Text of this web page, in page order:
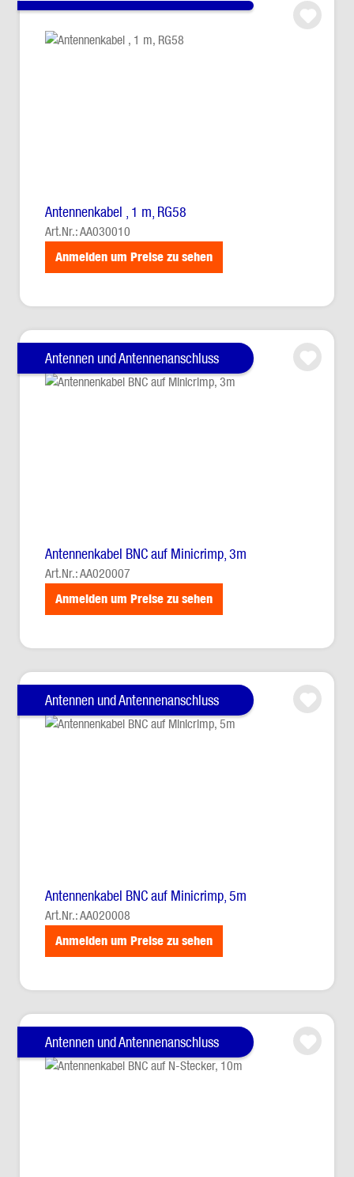
Antennenkabel , 1 m, RG58
Art.Nr.: AA030010
Anmelden um Preise zu sehen
Antennen und Antennenanschluss
Antennenkabel BNC auf Minicrimp, 3m
Art.Nr.: AA020007
Anmelden um Preise zu sehen
Antennen und Antennenanschluss
Antennenkabel BNC auf Minicrimp, 5m
Art.Nr.: AA020008
Anmelden um Preise zu sehen
Antennen und Antennenanschluss